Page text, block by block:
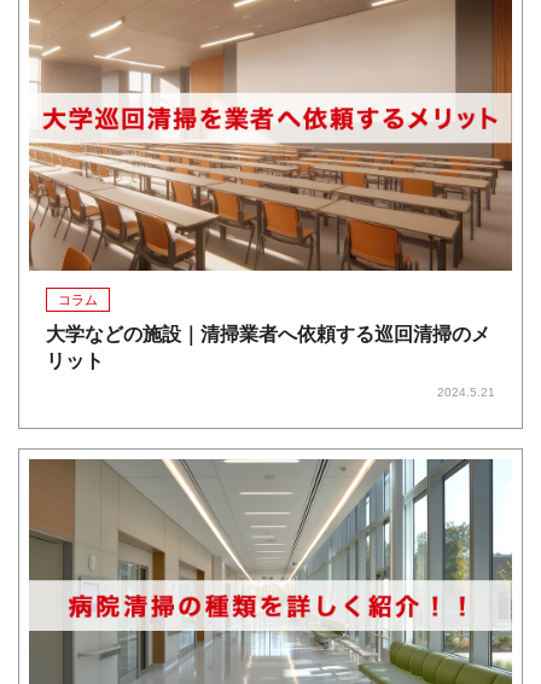
コラム
大学などの施設｜清掃業者へ依頼する巡回清掃のメ
リット
2024.5.21